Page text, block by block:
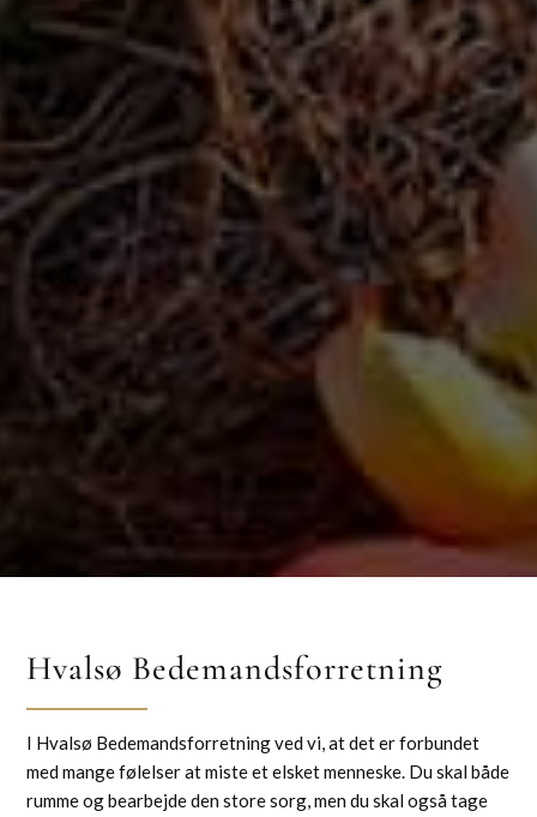
Hvalsø Bedemandsforretning
I Hvalsø Bedemandsforretning ved vi, at det er forbundet
med mange følelser at miste et elsket menneske. Du skal både
rumme og bearbejde den store sorg, men du skal også tage